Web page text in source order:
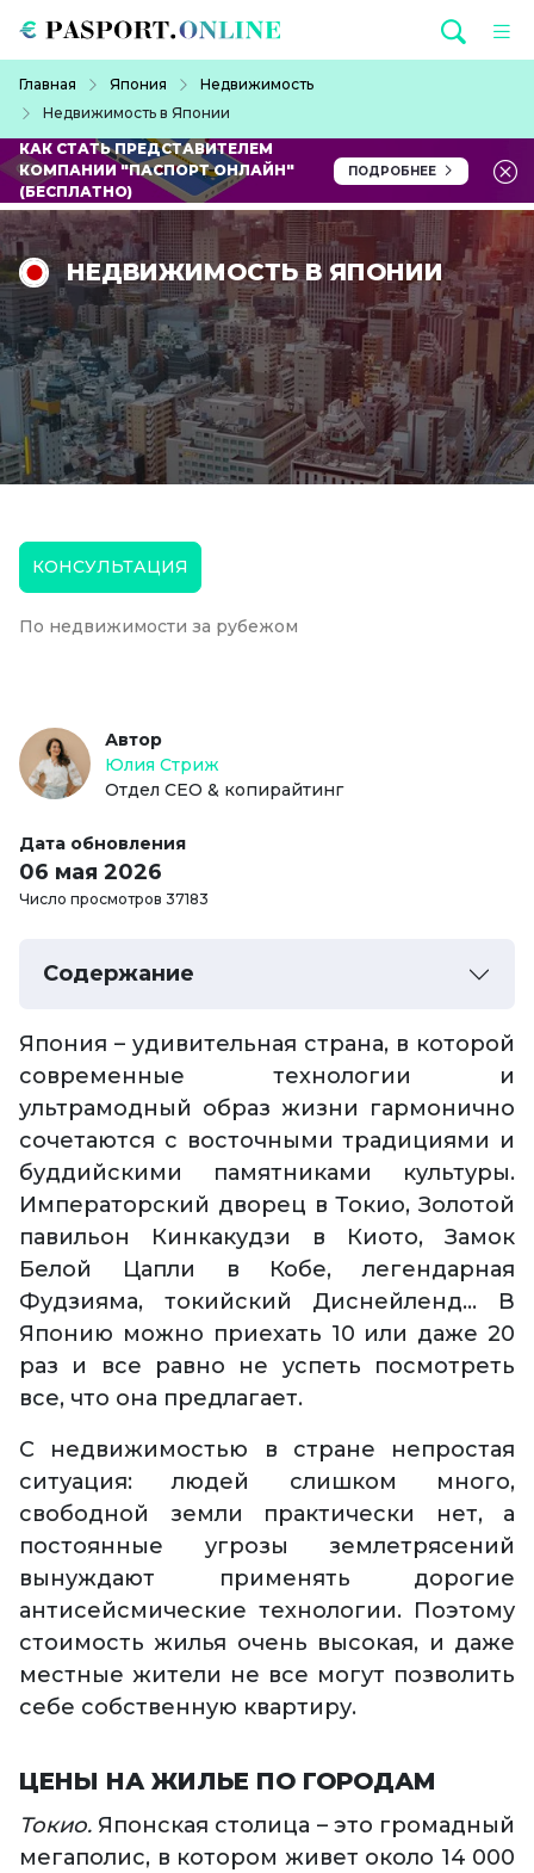
Главная Япония
Недвижимость
Недвижимость в Японии
КАК СТАТЬ ПРЕДСТАВИТЕЛЕМ
КОМПАНИИ "ПАСПОРТ ОНЛАЙН"
(БЕСПЛАТНО)
ПОДРОБНЕЕ
НЕДВИЖИМОСТЬ В ЯПОНИИ
КОНСУЛЬТАЦИЯ
По недвижимости за рубежом
Автор
Юлия Стриж
Отдел СЕО & копирайтинг
Дата обновления
06 мая 2026
Число просмотров 37183
Содержание
Япония – удивительная страна, в которой
современные технологии и
ультрамодный образ жизни гармонично
сочетаются с восточными традициями и
буддийскими памятниками культуры.
Императорский дворец в Токио, Золотой
павильон Кинкакудзи в Киото, Замок
Белой Цапли в Кобе, легендарная
Фудзияма, токийский Диснейленд... В
Японию можно приехать 10 или даже 20
раз и все равно не успеть посмотреть
все, что она предлагает.
С недвижимостью в стране непростая
ситуация: людей слишком много,
свободной земли практически нет, а
постоянные угрозы землетрясений
вынуждают применять дорогие
антисейсмические технологии. Поэтому
стоимость жилья очень высокая, и даже
местные жители не все могут позволить
себе собственную квартиру.
ЦЕНЫ НА ЖИЛЬЕ ПО ГОРОДАМ
Токио. Японская столица – это громадный
мегаполис, в котором живет около 14 000